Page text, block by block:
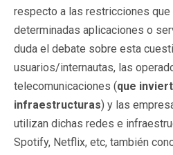
respecto a las restricciones que
determinadas aplicaciones o
duda el debate sobre esta
usuarios/internautas, las
telecomunicaciones (que
infraestructuras) y las
utilizan dichas redes e
Spotify, Netflix, etc, también